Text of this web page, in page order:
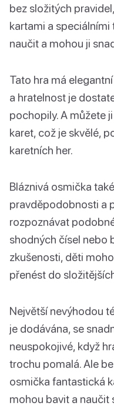
bez složitých
kartami a speciálními
naučit a mohou ji
Tato hra má
a hratelnost je
pochopily. A můžete
karet, což je skvělé,
karetních her.
Bláznivá osmička
pravděpodobnosti a
rozpoznávat
shodných čísel nebo
zkušenosti, děti
přenést do
Největší nevýhodou
je dodávána, se
neuspokojivé, když
trochu pomalá. Ale
osmička fantastická
mohou bavit a naučit